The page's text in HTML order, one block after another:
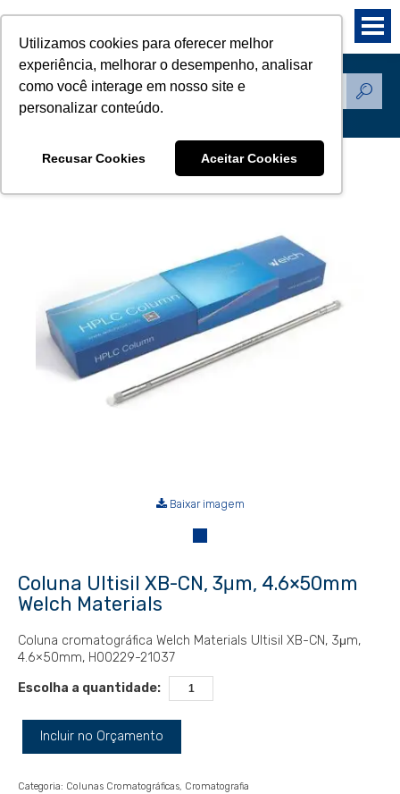
Utilizamos cookies para oferecer melhor
experiência, melhorar o desempenho, analisar
como você interage em nosso site e
personalizar conteúdo.
Recusar Cookies Aceitar Cookies
Produtos
Baixar imagem
Coluna Ultisil XB-CN, 3μm, 4.6×50mm
Welch Materials
Coluna cromatográfica Welch Materials Ultisil XB-CN, 3μm,
4.6×50mm, H00229-21037
Escolha a quantidade:
Incluir no Orçamento
Categoria: Colunas Cromatográficas Cromatografia